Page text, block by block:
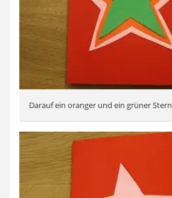
Darauf ein oranger und ein grüner Stern